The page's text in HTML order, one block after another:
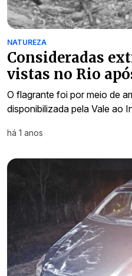
NATUREZA
Consideradas
vistas no Rio
O flagrante foi por meio de
disponibilizada pela Vale ao
há 1 anos